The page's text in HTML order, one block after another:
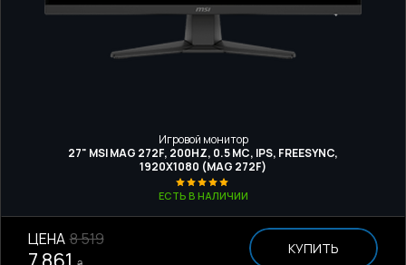
Игровой монитор
27" MSI MAG 272F, 200HZ, 0.5 МС, IPS, FREESYNC,
1920Х1080 (MAG 272F)
ЕСТЬ В НАЛИЧИИ
ЦЕНА 8 519 КУПИТЬ